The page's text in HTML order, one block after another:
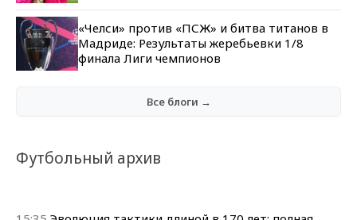
«Челси» против «ПСЖ» и битва титанов в
Мадриде: Результаты жеребьевки 1/8
финала Лиги чемпионов
Все блоги →
Футбольный архив